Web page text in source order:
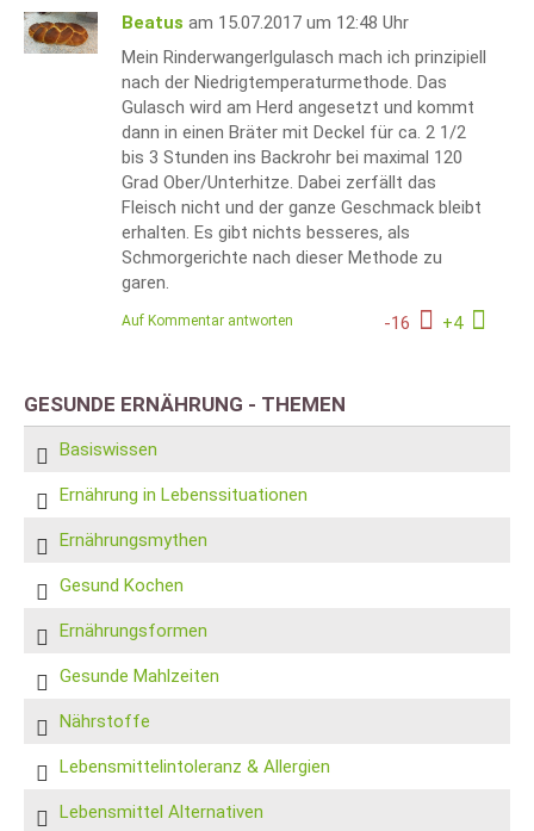
Beatus am 15.07.2017 um 12:48 Uhr
Mein Rinderwangerlgulasch mach ich prinzipiell
nach der Niedrigtemperaturmethode. Das
Gulasch wird am Herd angesetzt und kommt
dann in einen Bräter mit Deckel für ca. 2 1/2
bis 3 Stunden ins Backrohr bei maximal 120
Grad Ober/Unterhitze. Dabei zerfällt das
Fleisch nicht und der ganze Geschmack bleibt
erhalten. Es gibt nichts besseres, als
Schmorgerichte nach dieser Methode zu
garen.
-16 +4
Auf Kommentar antworten
GESUNDE ERNÄHRUNG - THEMEN
Basiswissen
Ernährung in Lebenssituationen
Ernährungsmythen
Gesund Kochen
Ernährungsformen
Gesunde Mahlzeiten
Nährstoffe
Lebensmittelintoleranz & Allergien
Lebensmittel Alternativen